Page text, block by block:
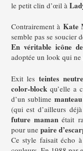
le petit clin d’œil à
Contrairement à Kate
semble pas se soucier
En véritable icône
adoptée un look qui ne
Exit les teintes
color-blockqu’elle a
d’un sublime
(qui est d’ailleurs
future mamanétait
pour une paire
Ce style faisait écho